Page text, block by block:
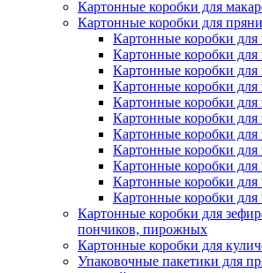
Картонные коробки для
Картонные коробки для
Картонные коробки
Картонные коробки
Картонные коробки
Картонные коробки
Картонные коробки
Картонные коробки
Картонные коробки
Картонные коробки
Картонные коробки
Картонные коробки
Картонные коробки
Картонные коробки для
пончиков, пирожных
Картонные коробки для
Упаковочные пакетики для